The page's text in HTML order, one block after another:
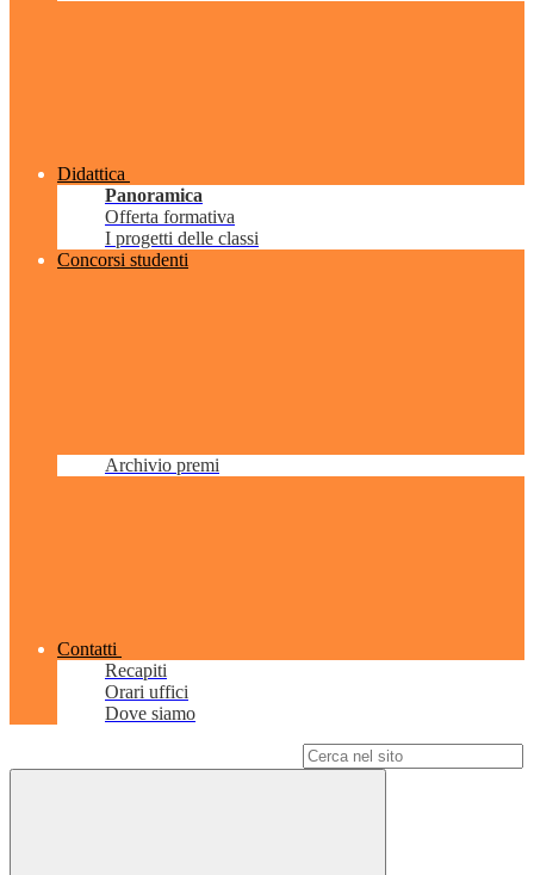
Didattica
Panoramica
Offerta formativa
I progetti delle classi
Concorsi studenti
Archivio premi
Contatti
Recapiti
Orari uffici
Dove siamo